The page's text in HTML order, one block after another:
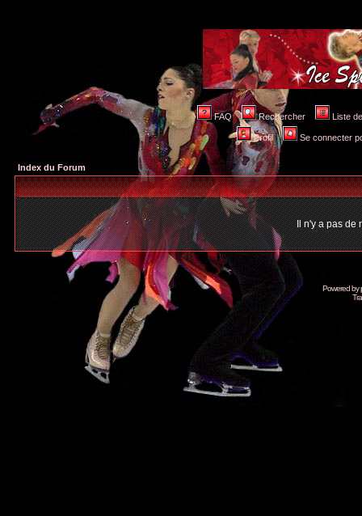
FAQ Rechercher Liste
Profil Se connecter
Index du Forum
Il n'y a pas de
Powered by